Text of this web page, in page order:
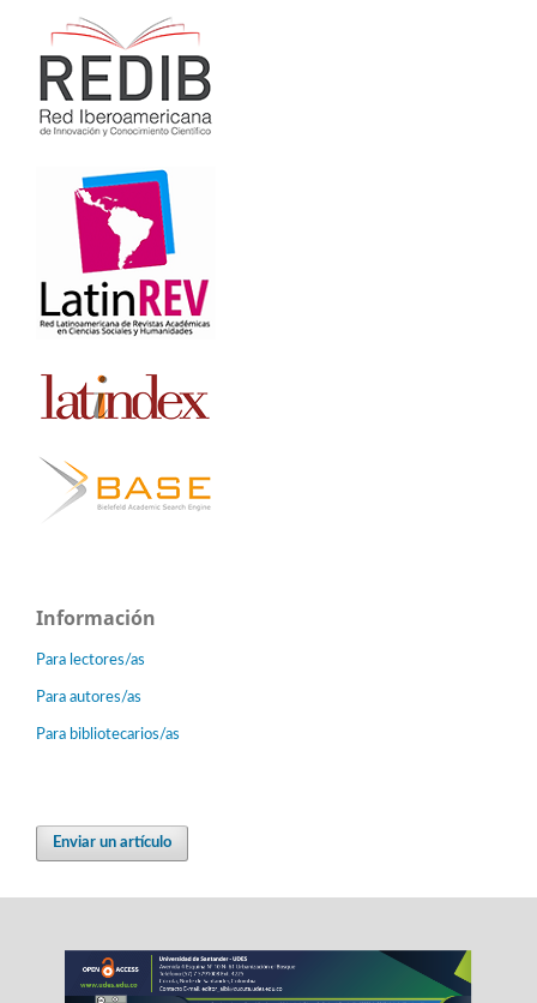
Información
Para lectores/as
Para autores/as
Para bibliotecarios/as
Enviar un artículo